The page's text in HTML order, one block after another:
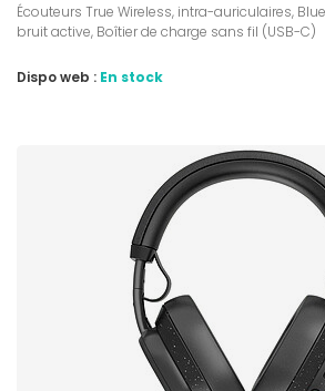
Écouteurs True Wireless, intra-auriculaires,
bruit active, Boîtier de charge sans fil (USB-C)
Dispo web : En stock